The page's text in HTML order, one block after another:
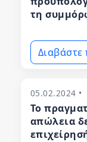
τη
Διαβάστε
05.02.2024 •
Το
απώλεια